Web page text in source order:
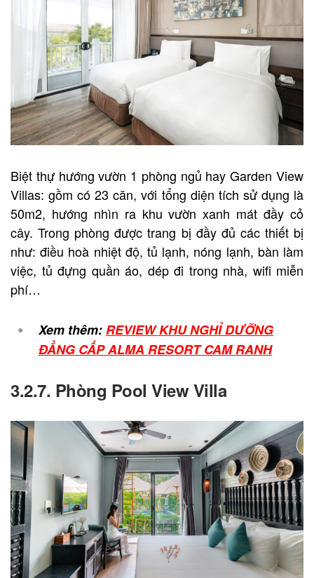
Biệt thự hướng vườn 1 phòng ngủ hay Garden View
Villas: gồm có 23 căn, với tổng diện tích sử dụng là
50m2, hướng nhìn ra khu vườn xanh mát đầy cỏ
cây. Trong phòng được trang bị đầy đủ các thiết bị
như: điều hoà nhiệt độ, tủ lạnh, nóng lạnh, bàn làm
việc, tủ đựng quần áo, dép đi trong nhà, wifi miễn
phí…
Xem thêm:REVIEW KHU NGHỈ DƯỠNG
ĐẲNG CẤP ALMA RESORT CAM RANH
3.2.7. Phòng Pool View Villa